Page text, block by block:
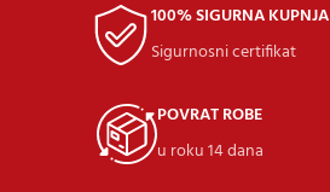
100% SIGURNA KUPNJA
Sigurnosni certifikat
POVRAT ROBE
u roku 14 dana